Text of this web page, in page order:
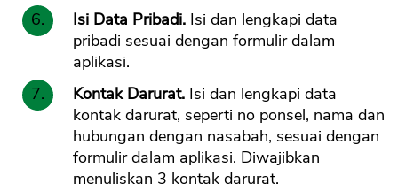
Isi Data Pribadi. Isi dan lengkapi data
pribadi sesuai dengan formulir dalam
aplikasi.
Kontak Darurat. Isi dan lengkapi data
kontak darurat, seperti no ponsel, nama dan
hubungan dengan nasabah, sesuai dengan
formulir dalam aplikasi. Diwajibkan
menuliskan 3 kontak darurat.